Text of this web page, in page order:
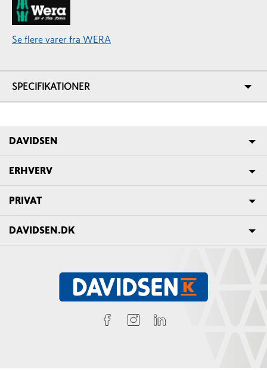
Se flere varer fra WERA
SPECIFIKATIONER
DAVIDSEN
ERHVERV
PRIVAT
DAVIDSEN.DK